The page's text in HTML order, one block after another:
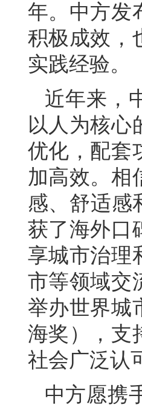
年。中方发
积极成效，
实践经验。
近年来，
以人为核心
优化，配套
加高效。相
感、舒适感
获了海外口
享城市治理
市等领域交
举办世界城
海奖），支
社会广泛认
中方愿携